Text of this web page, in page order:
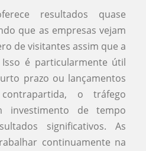
resultados quase
que as empresas vejam
de visitantes assim que a
é particularmente útil
prazo ou lançamentos
o tráfego
investimento de tempo
significativos. As
continuamente na